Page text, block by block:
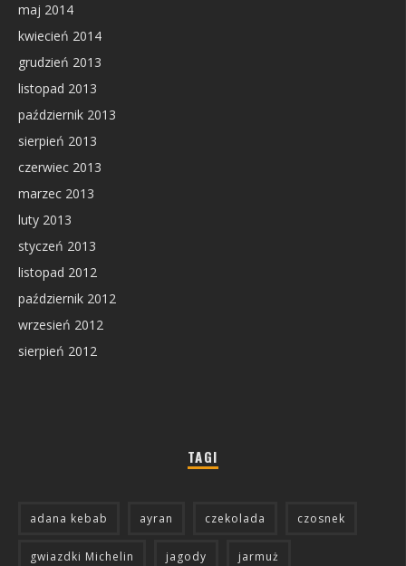
maj 2014
kwiecień 2014
grudzień 2013
listopad 2013
październik 2013
sierpień 2013
czerwiec 2013
marzec 2013
luty 2013
styczeń 2013
listopad 2012
październik 2012
wrzesień 2012
sierpień 2012
TAGI
adana kebab ayran czekolada czosnek
gwiazdki Michelin jagody jarmuż